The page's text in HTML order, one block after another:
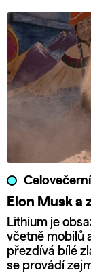
Elon Musk a
Lithium je
včetně mobilů
přezdívá bílé
se provádí